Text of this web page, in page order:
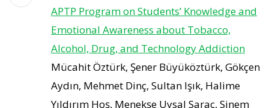
APTP Program on Students’ Knowledge and
Emotional Awareness about Tobacco,
Alcohol, Drug, and Technology Addiction
Mücahit Öztürk, Şener Büyüköztürk, Gökçen
Aydın, Mehmet Dinç, Sultan Işık, Halime
Yıldırım Hoş, Menekşe Uysal Saraç, Sinem